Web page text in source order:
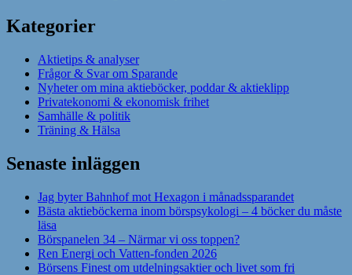
Kategorier
Aktietips & analyser
Frågor & Svar om Sparande
Nyheter om mina aktieböcker, poddar & aktieklipp
Privatekonomi & ekonomisk frihet
Samhälle & politik
Träning & Hälsa
Senaste inläggen
Jag byter Bahnhof mot Hexagon i månadssparandet
Bästa aktieböckerna inom börspsykologi – 4 böcker du måste
läsa
Börspanelen 34 – Närmar vi oss toppen?
Ren Energi och Vatten-fonden 2026
Börsens Finest om utdelningsaktier och livet som fri